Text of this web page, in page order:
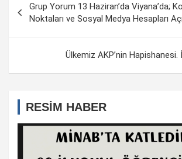
dolaşımı
Grup Yorum 13 Haziran’da Viyana’da;
Noktaları ve Sosyal Medya Hesapları
Ülkemiz AKP’nin
RESİM HABER